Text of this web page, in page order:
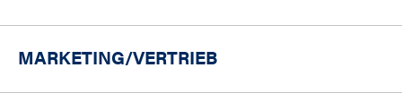
MARKETING/VERTRIEB